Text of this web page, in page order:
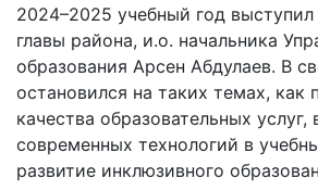
2024–2025 учебный год выступил
главы района, и.о. начальника
образования Арсен Абдулаев. В
остановился на таких темах, как
качества образовательных услуг,
современных технологий в
развитие инклюзивного